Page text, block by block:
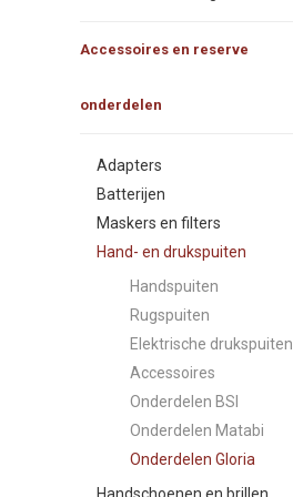
Accessoires en reserve
onderdelen
Adapters
Batterijen
Maskers en filters
Hand- en drukspuiten
Handspuiten
Rugspuiten
Elektrische drukspuiten
Accessoires
Onderdelen BSI
Onderdelen Matabi
Onderdelen Gloria
Handschoenen en brillen